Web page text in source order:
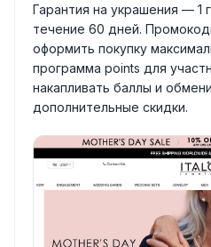
Гарантия на украшения — 1
течение 60 дней.
оформить покупку
программа points для
накапливать баллы и
дополнительные скидки.